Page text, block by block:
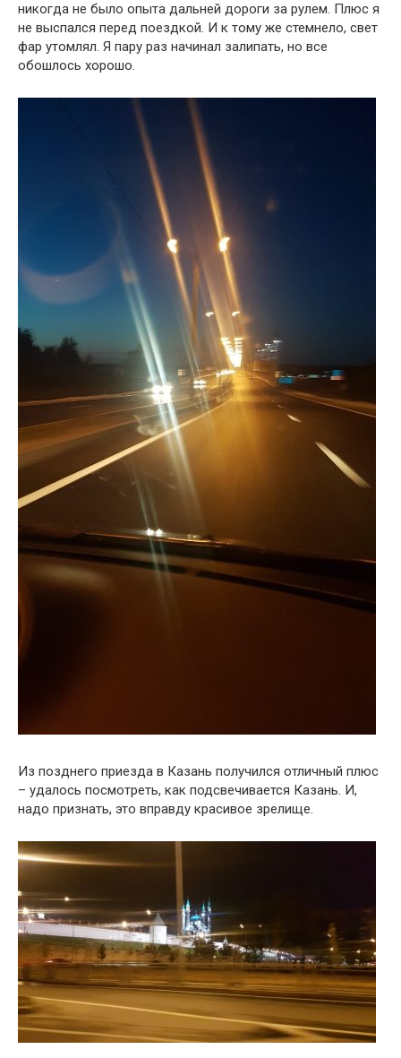
никогда не было опыта дальней дороги за рулем. Плюс я
не выспался перед поездкой. И к тому же стемнело, свет
фар утомлял. Я пару раз начинал залипать, но все
обошлось хорошо.
Из позднего приезда в Казань получился отличный плюс
– удалось посмотреть, как подсвечивается Казань. И,
надо признать, это вправду красивое зрелище.